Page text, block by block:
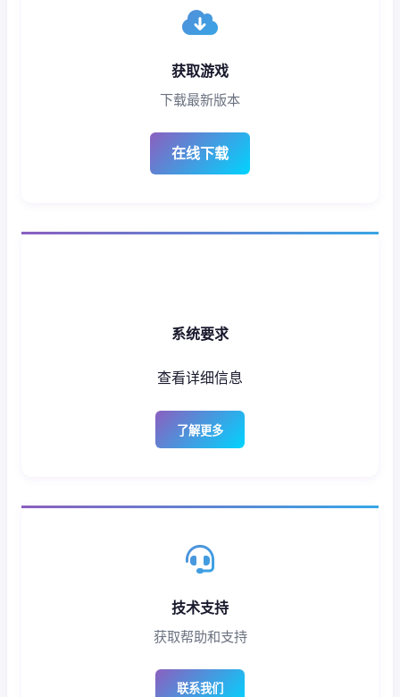
获取游戏
下载最新版本
在线下载
系统要求
查看详细信息
了解更多
技术支持
获取帮助和支持
联系我们